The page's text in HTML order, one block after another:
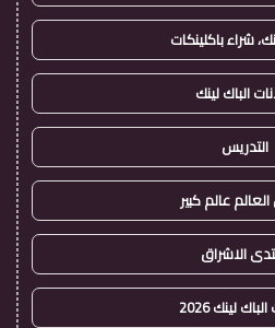
شراء باكلينكات
الباك لينك
التدريس
عالم كبير
الاشراق
لينك 2026